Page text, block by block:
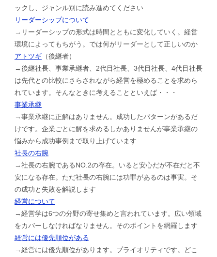
ックし、ジャンル別に読み進めてください
リーダーシップについて
→リーダーシップの形式は時間とともに変化していく。経営
環境によってもちがう。では何がリーダーとして正しいのか
アトツギ （後継者）
→後継社長、事業承継者、2代目社長、3代目社長、4代目社長
は先代との比較にさらされながら経営を極めることを求めら
れています。そんなときに考えることといえば・・・
事業承継
→事業承継に正解はありません。成功したパターンがあるだ
けです。企業ごとに解を求めるしかありませんが事業承継の
悩みから成功事例まで取り上げています
社長の右腕
→社長の右腕であるNO.2の存在。いると安心だが不在だと不
安になる存在。ただ社長の右腕には功罪があるのは事実。そ
の成功と失敗を解説します
経営について
→経営学は6つの分野の寄せ集めと言われています。広い領域
をカバーしなければなりません。そのポイントを網羅します
経営には優先順位がある
→経営には優先順位があります。プライオリティです。どこ